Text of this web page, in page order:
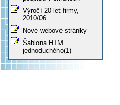
Výročí 20 let firmy,
2010/06
Nové webové stránky
Šablona HTM
jednoduchého(1)